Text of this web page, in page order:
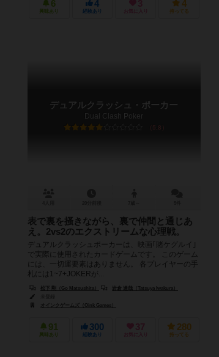
6
興味あり
4
経験あり
3
お気に入り
4
持ってる
デュアルクラッシュ・ポーカー
Dual Clash Poker
5.8
表で裏を掻きながら、裏で仲間と通じあ
え。2vs2のエクストリームな心理戦。
デュアルクラッシュポーカーは、映画｢賭ケグルイ｣
で実際に使用されたカードゲームです。 このゲーム
には、一切運要素はありません。 各プレイヤーの手
札には1~7+JOKERが...
松下 剛（Go Matsushita）
岩倉 達哉（Tatsuya Iwakura）
オインクゲームズ（Oink Games）
91
興味あり
300
経験あり
37
お気に入り
280
持ってる